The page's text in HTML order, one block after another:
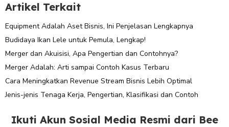
Artikel Terkait
Equipment Adalah Aset Bisnis, Ini Penjelasan Lengkapnya
Budidaya Ikan Lele untuk Pemula, Lengkap!
Merger dan Akuisisi, Apa Pengertian dan Contohnya?
Merger Adalah: Arti sampai Contoh Kasus Terbaru
Cara Meningkatkan Revenue Stream Bisnis Lebih Optimal
Jenis-jenis Tenaga Kerja, Pengertian, Klasifikasi dan Contoh
Ikuti Akun Sosial Media Resmi dari Bee